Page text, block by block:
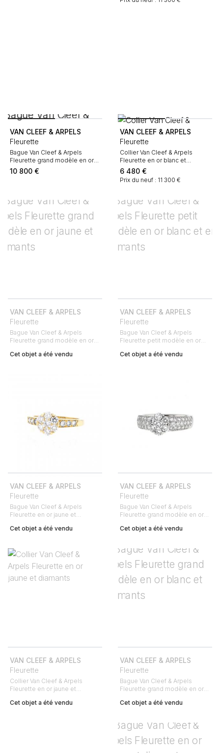
VAN CLEEF & ARPELS
Fleurette
Bague Van Cleef & Arpels
Fleurette grand modèle en or
blanc et diamants
10 800 €
VAN CLEEF & ARPELS
Fleurette
Collier Van Cleef & Arpels
Fleurette en or blanc et
diamants
6 480 €
Prix du neuf : 11 300 €
VAN CLEEF & ARPELS
Fleurette
Bague Van Cleef & Arpels
Fleurette grand modèle en or
Cet objet a été vendu
VAN CLEEF & ARPELS
Fleurette
Bague Van Cleef & Arpels
Fleurette petit modèle en or
Cet objet a été vendu
VAN CLEEF & ARPELS
Fleurette
Bague Van Cleef & Arpels
Fleurette en or jaune et
Cet objet a été vendu
VAN CLEEF & ARPELS
Fleurette
Bague Van Cleef & Arpels
Fleurette grand modèle en or
Cet objet a été vendu
VAN CLEEF & ARPELS
Fleurette
Collier Van Cleef & Arpels
Fleurette en or jaune et
Cet objet a été vendu
VAN CLEEF & ARPELS
Fleurette
Bague Van Cleef & Arpels
Fleurette grand modèle en or
Cet objet a été vendu